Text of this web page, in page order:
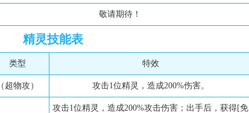
敬请期待！
精灵技能表
类型 特效
（超物攻） 攻击1位精灵，造成200%伤害。
攻击1位精灵，造成200%攻击伤害；出手后，获得[免